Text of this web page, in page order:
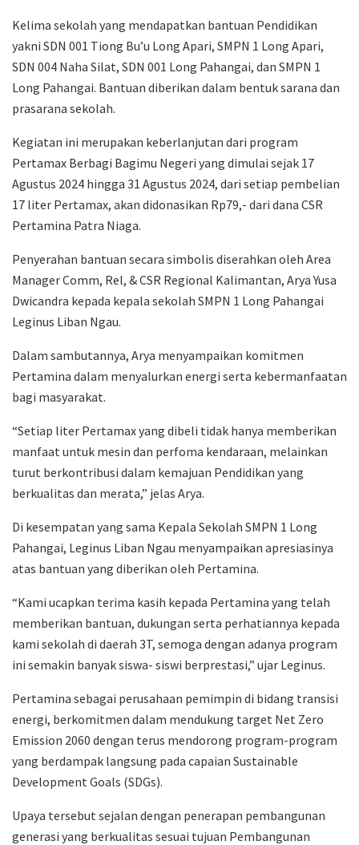
Kelima sekolah yang mendapatkan bantuan Pendidikan
yakni SDN 001 Tiong Bu’u Long Apari, SMPN 1 Long Apari,
SDN 004 Naha Silat, SDN 001 Long Pahangai, dan SMPN 1
Long Pahangai. Bantuan diberikan dalam bentuk sarana dan
prasarana sekolah.
Kegiatan ini merupakan keberlanjutan dari program
Pertamax Berbagi Bagimu Negeri yang dimulai sejak 17
Agustus 2024 hingga 31 Agustus 2024, dari setiap pembelian
17 liter Pertamax, akan didonasikan Rp79,- dari dana CSR
Pertamina Patra Niaga.
Penyerahan bantuan secara simbolis diserahkan oleh Area
Manager Comm, Rel, & CSR Regional Kalimantan, Arya Yusa
Dwicandra kepada kepala sekolah SMPN 1 Long Pahangai
Leginus Liban Ngau.
Dalam sambutannya, Arya menyampaikan komitmen
Pertamina dalam menyalurkan energi serta kebermanfaatan
bagi masyarakat.
“Setiap liter Pertamax yang dibeli tidak hanya memberikan
manfaat untuk mesin dan perfoma kendaraan, melainkan
turut berkontribusi dalam kemajuan Pendidikan yang
berkualitas dan merata,” jelas Arya.
Di kesempatan yang sama Kepala Sekolah SMPN 1 Long
Pahangai, Leginus Liban Ngau menyampaikan apresiasinya
atas bantuan yang diberikan oleh Pertamina.
“Kami ucapkan terima kasih kepada Pertamina yang telah
memberikan bantuan, dukungan serta perhatiannya kepada
kami sekolah di daerah 3T, semoga dengan adanya program
ini semakin banyak siswa- siswi berprestasi,” ujar Leginus.
Pertamina sebagai perusahaan pemimpin di bidang transisi
energi, berkomitmen dalam mendukung target Net Zero
Emission 2060 dengan terus mendorong program-program
yang berdampak langsung pada capaian Sustainable
Development Goals (SDGs).
Upaya tersebut sejalan dengan penerapan pembangunan
generasi yang berkualitas sesuai tujuan Pembangunan